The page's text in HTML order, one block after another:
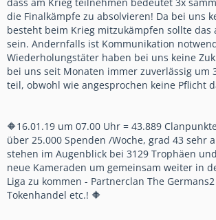
die Finalkämpfe zu absolvieren! Da bei uns
besteht beim Krieg mitzukämpfen sollte das
sein. Andernfalls ist Kommunikation
Wiederholungstäter haben bei uns keine
bei uns seit Monaten immer zuverlässig um
teil, obwohl wie angesprochen keine Pflicht
🔶16.01.19 um 07.00 Uhr = 43.889
über 25.000 Spenden /Woche, grad 43 sehr
stehen im Augenblick bei 3129 Trophäen
neue Kameraden um gemeinsam weiter in
Liga zu kommen - Partnerclan The Germans2
Tokenhandel etc.! 🔶